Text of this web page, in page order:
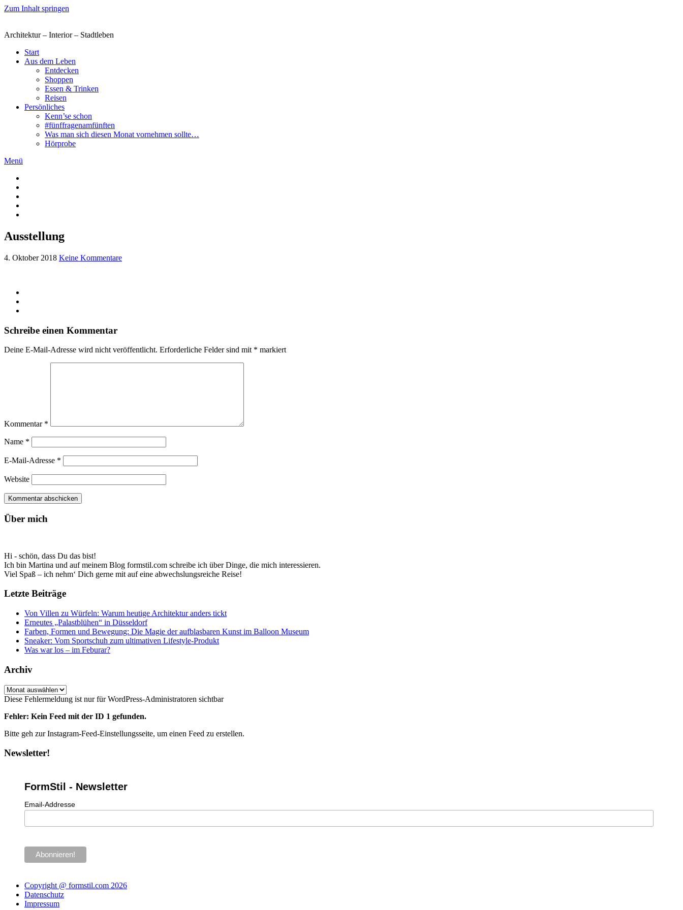
Zum Inhalt springen
Architektur – Interior – Stadtleben
Start
Aus dem Leben
Entdecken
Shoppen
Essen & Trinken
Reisen
Persönliches
Kenn’se schon
#fünffragenamfünften
Was man sich diesen Monat vornehmen sollte…
Hörprobe
Menü
Ausstellung
4. Oktober 2018 Keine Kommentare
Schreibe einen Kommentar
Deine E-Mail-Adresse wird nicht veröffentlicht. Erforderliche Felder sind mit * markiert
Kommentar *
Name *
E-Mail-Adresse *
Website
Über mich
Hi - schön, dass Du das bist!
Ich bin Martina und auf meinem Blog formstil.com schreibe ich über Dinge, die mich interessieren.
Viel Spaß – ich nehm‘ Dich gerne mit auf eine abwechslungsreiche Reise!
Letzte Beiträge
Von Villen zu Würfeln: Warum heutige Architektur anders tickt
Erneutes „Palastblühen“ in Düsseldorf
Farben, Formen und Bewegung: Die Magie der aufblasbaren Kunst im Balloon Museum
Sneaker: Vom Sportschuh zum ultimativen Lifestyle-Produkt
Was war los – im Feburar?
Archiv
Archiv
Diese Fehlermeldung ist nur für WordPress-Administratoren sichtbar
Fehler: Kein Feed mit der ID 1 gefunden.
Bitte geh zur Instagram-Feed-Einstellungsseite, um einen Feed zu erstellen.
Newsletter!
FormStil - Newsletter
Email-Addresse
Copyright @ formstil.com 2026
Datenschutz
Impressum